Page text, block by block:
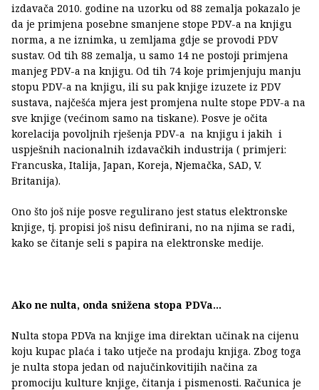
izdavača 2010. godine na uzorku od 88 zemalja pokazalo je
da je primjena posebne smanjene stope PDV-a na knjigu
norma, a ne iznimka, u zemljama gdje se provodi PDV
sustav. Od tih 88 zemalja, u samo 14 ne postoji primjena
manjeg PDV-a na knjigu. Od tih 74 koje primjenjuju manju
stopu PDV-a na knjigu, ili su pak knjige izuzete iz PDV
sustava, najčešća mjera jest promjena nulte stope PDV-a na
sve knjige (većinom samo na tiskane). Posve je očita
korelacija povoljnih rješenja PDV-a na knjigu i jakih i
uspješnih nacionalnih izdavačkih industrija ( primjeri:
Francuska, Italija, Japan, Koreja, Njemačka, SAD, V.
Britanija).
Ono što još nije posve regulirano jest status elektronske
knjige, tj. propisi još nisu definirani, no na njima se radi,
kako se čitanje seli s papira na elektronske medije.
Ako ne nulta, onda snižena stopa PDVa...
Nulta stopa PDVa na knjige ima direktan učinak na cijenu
koju kupac plaća i tako utječe na prodaju knjiga. Zbog toga
je nulta stopa jedan od najučinkovitijih načina za
promociju kulture knjige, čitanja i pismenosti. Računica je